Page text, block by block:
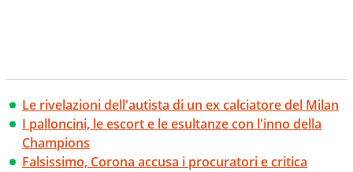
Le rivelazioni dell'autista di un ex calciatore del Milan
I palloncini, le escort e le esultanze con l'inno della
Champions
Falsissimo, Corona accusa i procuratori e critica